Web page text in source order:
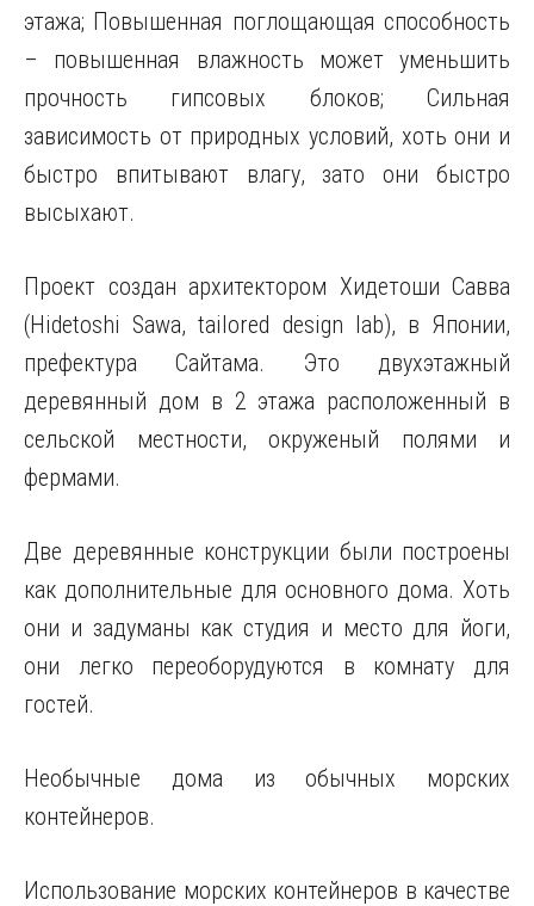
этажа; Повышенная поглощающая способность
– повышенная влажность может уменьшить
прочность гипсовых блоков; Сильная
зависимость от природных условий, хоть они и
быстро впитывают влагу, зато они быстро
высыхают.
Проект создан архитектором Хидетоши Савва
(Hidetoshi Sawa, tailored design lab), в Японии,
префектура Сайтама. Это двухэтажный
деревянный дом в 2 этажа расположенный в
сельской местности, окруженый полями и
фермами.
Две деревянные конструкции были построены
как дополнительные для основного дома. Хоть
они и задуманы как студия и место для йоги,
они легко переоборудуются в комнату для
гостей.
Необычные дома из обычных морских
контейнеров.
Использование морских контейнеров в качестве